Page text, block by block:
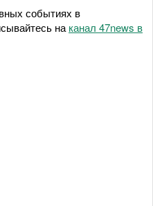
событиях в
на канал 47news в